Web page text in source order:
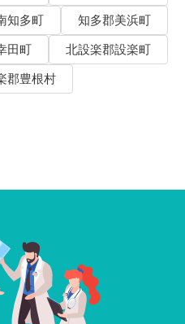
知多町
知多郡美浜町
田町
北設楽郡設楽町
郡豊根村